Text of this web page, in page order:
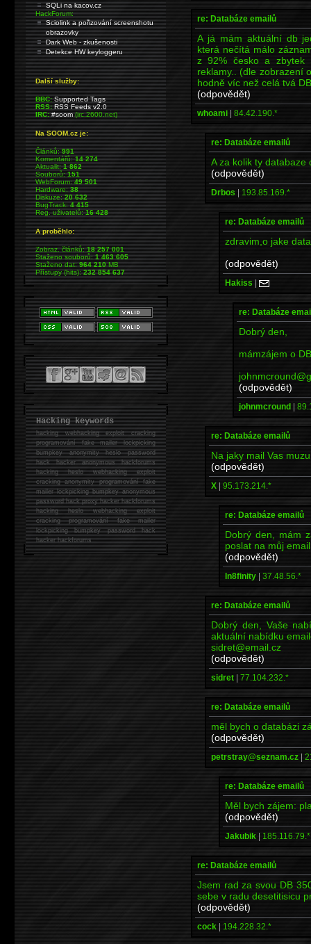
re: Databáze emailů
A já mám aktuální db
která nečítá málo
z 92% česko a zbytek
reklamy.. (dle zobrazení
hodně víc než celá tvá
(odpovědět)
whoami | 84.42.190.*
re: Databáze emailů
A za kolik ty databaze
(odpovědět)
Drbos | 193.85.169.*
re: Databáze emailů
zdravim,o jake
(odpovědět)
Hakiss |
re: Databáze
Dobrý den,
mámzájem o
(odpovědět)
johnmcround |
re: Databáze emailů
Na jaky mail Vas
(odpovědět)
X | 95.173.214.*
re: Databáze emailů
Dobrý den, mám
poslat na můj
(odpovědět)
In8finity | 37.48.56.*
re: Databáze emailů
Dobrý den, Vaše
aktuální nabídku
sidret@email.cz
(odpovědět)
sidret | 77.104.232.*
re: Databáze emailů
měl bych o databázi
(odpovědět)
petrstray@seznam.cz |
re: Databáze emailů
Měl bych zájem:
(odpovědět)
Jakubik | 185.116.79.*
re: Databáze emailů
Jsem rad za svou DB
sebe v radu desetitisicu
(odpovědět)
cock | 194.228.32.*
SQLi na kacov.cz
HackForum:
Sciolink a pořizování screenshotu
obrazovky
Dark Web - zkušenosti
Detekce HW keyloggeru
Další služby:
BBC: Supported Tags
RSS: RSS Feeds v2.0
IRC: #soom(irc.2600.net)
Na SOOM.cz je:
Článků:991
Komentářů:14 274
Aktualit:1 862
Souborů:151
WebForum:49 501
Hardware:38
Diskuze:20 632
BugTrack:4 415
Reg. uživatelů:16 428
A proběhlo:
Zobraz. článků:18 257 001
Staženo souborů:1 463 605
Staženo dat:964 210MB
Přístupy (hits):232 854 637
Hacking keywords
hackingwebhacking exploit cracking
programování fake mailer lockpicking
bumpkey anonymity heslo password
hackhacker anonymous hackforums
hackingheslo webhacking exploit
cracking anonymity programování fake
mailer lockpicking bumpkey anonymous
password hack proxy hacker hackforums
hacking heslo webhacking exploit
cracking programování fake mailer
lockpicking bumpkey password hack
hackerhackforums